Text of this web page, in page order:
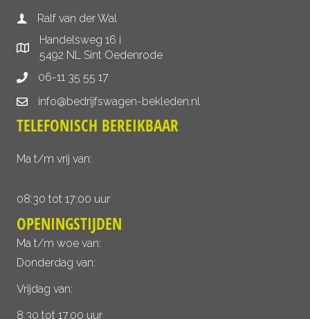
Ralf van der Wal
Handelsweg 16 i
5492 NL Sint Oedenrode
06-11 35 55 17
info@bedrijfswagen-bekleden.nl
TELEFONISCH BEREIKBAAR
Ma t/m vrij van:
08:30 tot 17:00 uur
OPENINGSTIJDEN
Ma t/m woe van:
Donderdag van:
Vrijdag van:
8.30 tot 17.00 uur